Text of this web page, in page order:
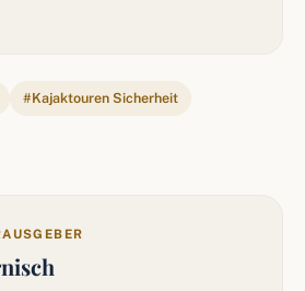
#Kajaktouren Sicherheit